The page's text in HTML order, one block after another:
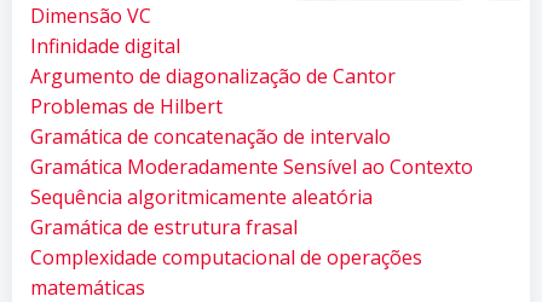
Dimensão VC
Infinidade digital
Argumento de diagonalização de Cantor
Problemas de Hilbert
Gramática de concatenação de intervalo
Gramática Moderadamente Sensível ao Contexto
Sequência algoritmicamente aleatória
Gramática de estrutura frasal
Complexidade computacional de operações
matemáticas